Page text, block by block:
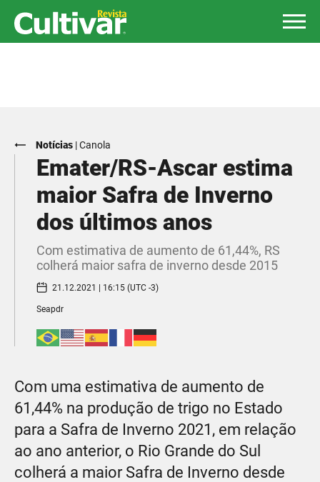
Notícias |Canola
Emater/RS-Ascar estima
maior Safra de Inverno
dos últimos anos
Com estimativa de aumento de 61,44%, RS
colherá maior safra de inverno desde 2015
21.12.2021 | 16:15 (UTC -3)
Seapdr
Com uma estimativa de aumento de
61,44% na produção de trigo no Estado
para a Safra de Inverno 2021, em relação
ao ano anterior, o Rio Grande do Sul
colherá a maior Safra de Inverno desde